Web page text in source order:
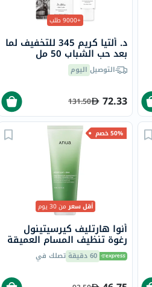
+9000 طلب
د. ألتيا كريم 345 للتخفيف لما
بعد حب الشباب 50 مل
التوصيل اليوم
72.33
131.50
50% خصم
أقل سعرمن 30 يوم
أنوا هارتليف كيرسيتينول
رغوة تنظيف المسام العميقة
للوجه للبشرة الدهنية
والمختلطة 150 مل
60 دقيقة تصلك في